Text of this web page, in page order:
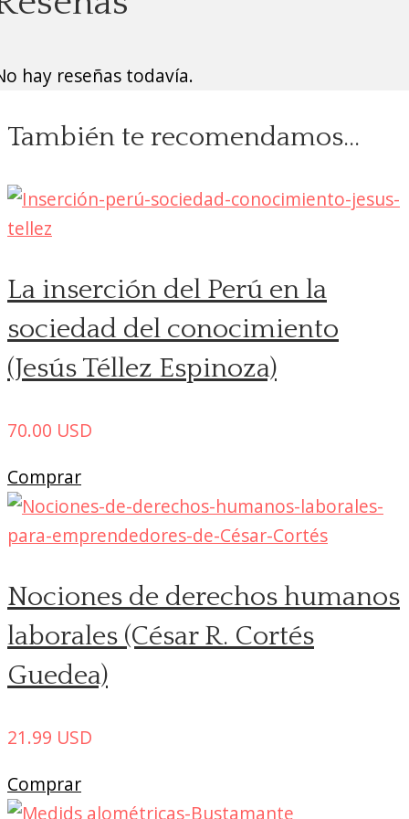
hay reseñas todavía.
También te recomendamos…
La inserción del Perú en la
sociedad del conocimiento
(Jesús Téllez Espinoza)
70.00 USD
Comprar
Nociones de derechos humanos
laborales (César R. Cortés
Guedea)
21.99 USD
Comprar